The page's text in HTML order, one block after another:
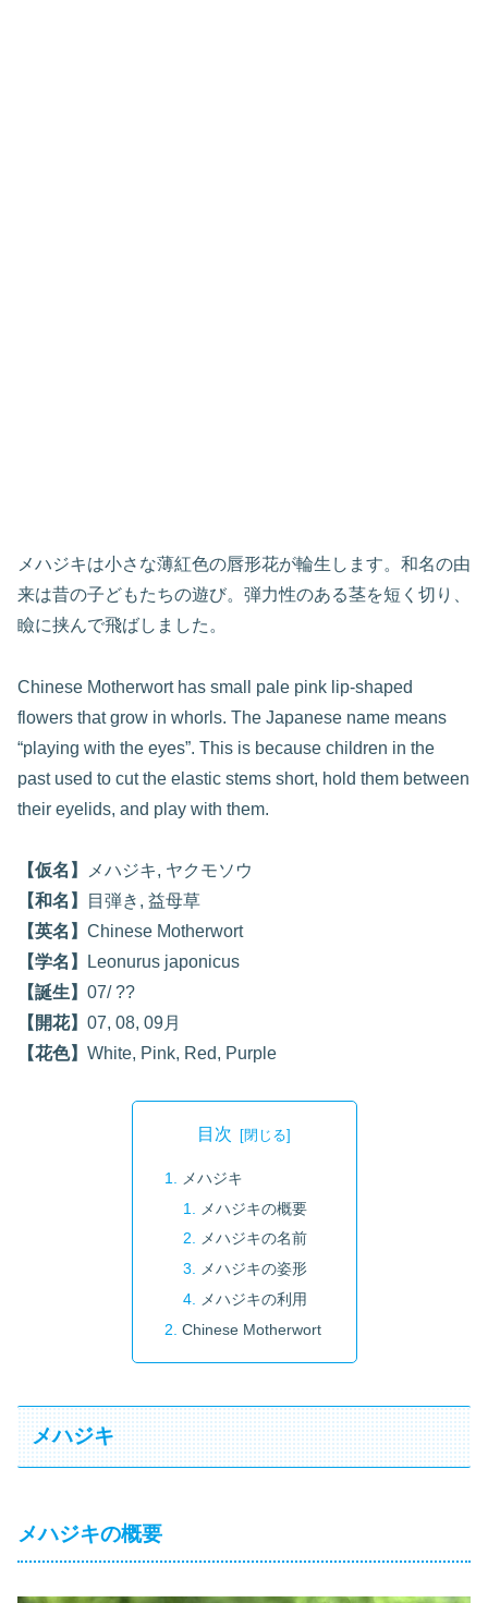
メハジキは小さな薄紅色の唇形花が輪生します。和名の由
来は昔の子どもたちの遊び。弾力性のある茎を短く切り、
瞼に挟んで飛ばしました。
Chinese Motherwort has small pale pink lip-shaped
flowers that grow in whorls. The Japanese name means
“playing with the eyes”. This is because children in the
past used to cut the elastic stems short, hold them between
their eyelids, and play with them.
【仮名】
メハジキ, ヤクモソウ
【和名】
目弾き, 益母草
【英名】 Chinese Motherwort
【学名】
Leonurus japonicus
【誕生】 07/ ??
【開花】 07, 08, 09月
【花色】 White, Pink, Red, Purple
目次
メハジキ
メハジキの概要
メハジキの名前
メハジキの姿形
メハジキの利用
Chinese Motherwort
メハジキ
メハジキの概要